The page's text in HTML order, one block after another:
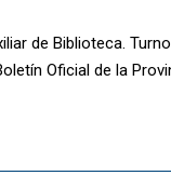
de Biblioteca.
Oficial de la